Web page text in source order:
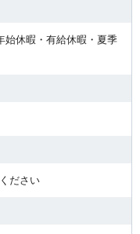
始休暇・有給休暇・夏季
ださい